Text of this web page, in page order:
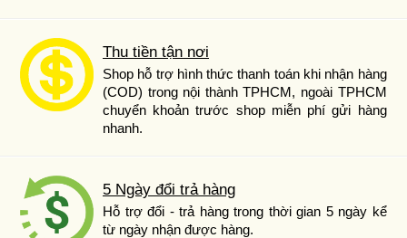
Thu tiền tận nơi
Shop hỗ trợ hình thức thanh toán khi nhận hàng
(COD) trong nội thành TPHCM, ngoài TPHCM
chuyển khoản trước shop miễn phí gửi hàng
nhanh.
5 Ngày đổi trả hàng
Hỗ trợ đổi - trả hàng trong thời gian 5 ngày kể
từ ngày nhận được hàng.